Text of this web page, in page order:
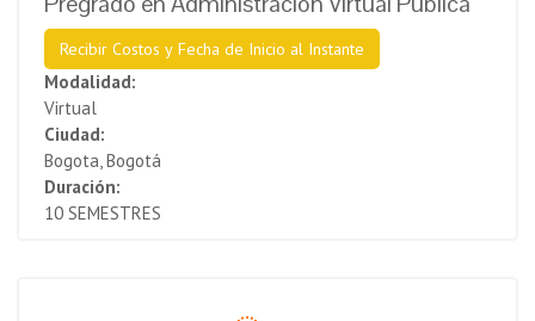
Recibir Costos y Fecha de Inicio al Instante
Modalidad:
Virtual
Ciudad:
Bogota, Bogotá
Duración:
10 SEMESTRES